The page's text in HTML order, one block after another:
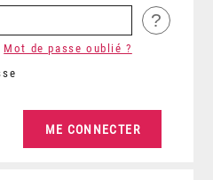
?
Mot de passe oublié ?